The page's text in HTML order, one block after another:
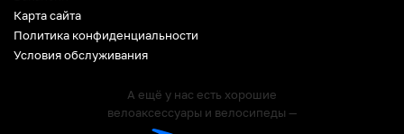
Карта сайта
Политика конфиденциальности
Условия обслуживания
А ещё у нас есть хорошие
велоаксессуары и велосипеды —